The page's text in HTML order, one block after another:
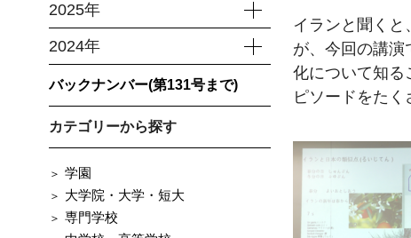
2025年
2024年
バックナンバー(第131号まで)
カテゴリーから探す
学園
大学院・大学・短大
専門学校
イランと聞く
が、今回の講演
化について知る
ピソードをたく